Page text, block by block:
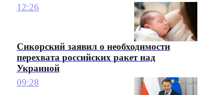
12:26
Сикорский заявил о необходимости
перехвата российских ракет над
Украиной
09:28